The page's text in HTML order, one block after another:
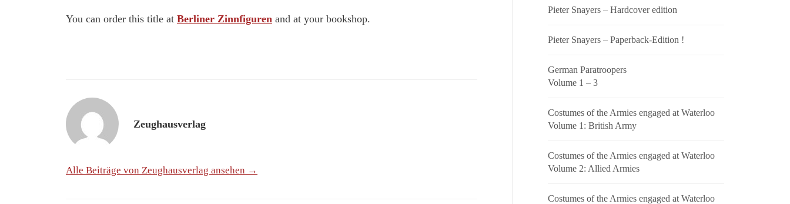
You can order this title at Berliner Zinnfiguren and at your bookshop.
Zeughausverlag
Alle Beiträge von Zeughausverlag ansehen →
Pieter Snayers – Hardcover edition
Pieter Snayers – Paperback-Edition !
German Paratroopers
Volume 1 – 3
Costumes of the Armies engaged at Waterloo
Volume 1: British Army
Costumes of the Armies engaged at Waterloo
Volume 2: Allied Armies
Costumes of the Armies engaged at Waterloo